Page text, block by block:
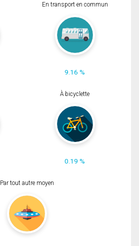
En transport en commun
9.16 %
À bicyclette
0.19 %
Par tout autre moyen